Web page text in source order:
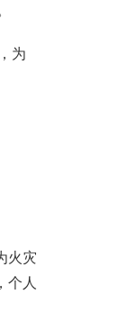
为
火灾
个人